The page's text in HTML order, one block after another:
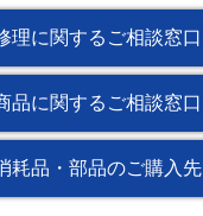
理に関するご相談窓口
品に関するご相談窓口
耗品・部品のご購入先